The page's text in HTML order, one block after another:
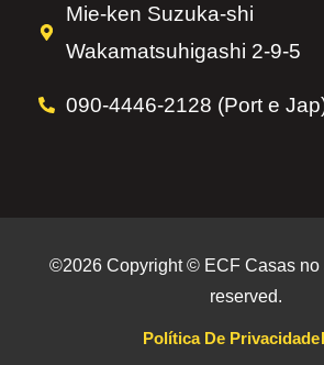
Mie-ken Suzuka-shi
Wakamatsuhigashi 2-9-5
090-4446-2128 (Port e
©2026 Copyright © ECF Casas no
reserved.
Política De Privacidade